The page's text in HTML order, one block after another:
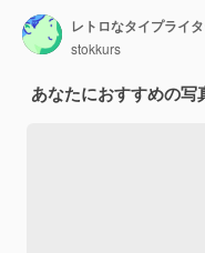
レトロなタイプライ
stokkurs
あなたにおすすめの写